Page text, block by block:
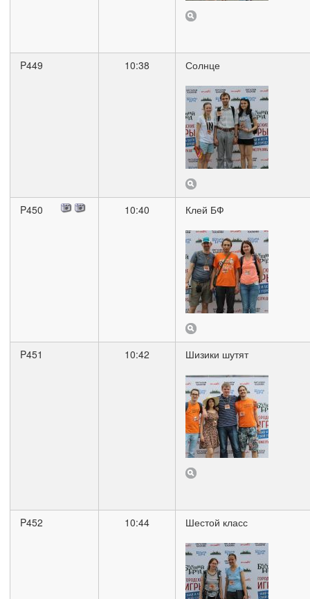
P449 10:38 Солнце
P450 10:40 Клей БФ
P451 10:42 Шизики шутят
P452 10:44 Шестой класс